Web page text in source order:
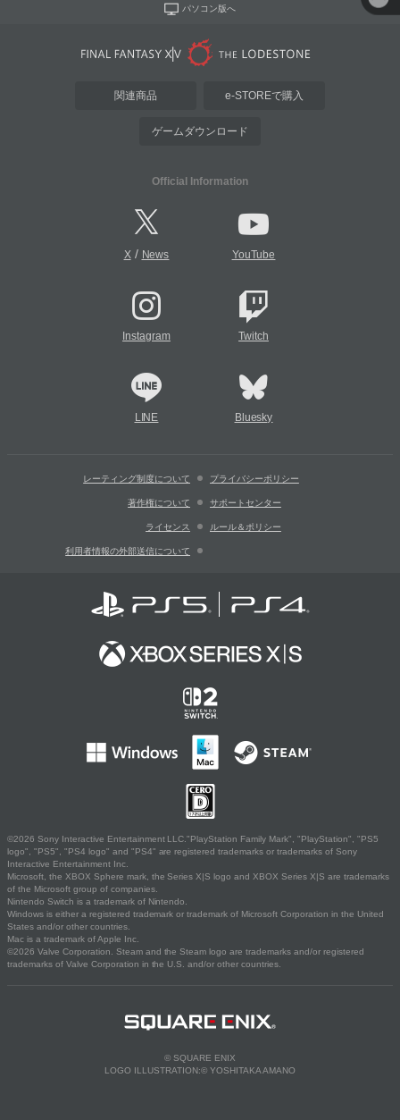
パソコン版へ
関連商品 e-STOREで購入
ゲームダウンロード
Official Information
X/ News YouTube
Instagram Twitch
LINE Bluesky
レーティング制度について プライバシーポリシー
著作権について サポートセンター
ライセンス ルール＆ポリシー
利用者情報の外部送信について
©2026 Sony Interactive Entertainment LLC."PlayStation Family Mark", "PlayStation", "PS5
logo", "PS5", "PS4 logo" and "PS4" are registered trademarks or trademarks of Sony
Interactive Entertainment Inc.
Microsoft, the XBOX Sphere mark, the Series X|S logo and XBOX Series X|S are trademarks
of the Microsoft group of companies.
Nintendo Switch is a trademark of Nintendo.
Windows is either a registered trademark or trademark of Microsoft Corporation in the United
States and/or other countries.
Mac is a trademark of Apple Inc.
©2026 Valve Corporation. Steam and the Steam logo are trademarks and/or registered
trademarks of Valve Corporation in the U.S. and/or other countries.
© SQUARE ENIX
LOGO ILLUSTRATION:© YOSHITAKA AMANO